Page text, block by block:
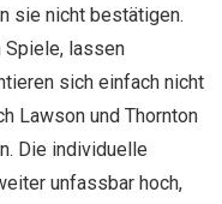
sie nicht bestätigen.
lassen
sich einfach nicht
Lawson und Thornton
Die individuelle
unfassbar hoch,